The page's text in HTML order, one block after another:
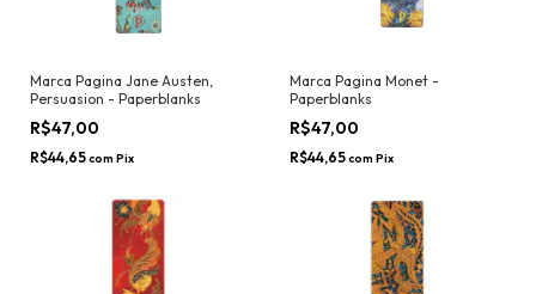
Marca Pagina Jane Austen,
Persuasion - Paperblanks
R$47,00
R$44,65com Pix
Marca Pagina Monet -
Paperblanks
R$47,00
R$44,65com Pix